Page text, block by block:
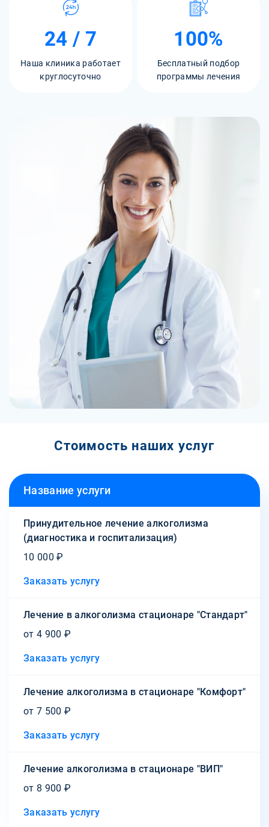
24 / 7
Наша клиника работает
круглосуточно
100%
Бесплатный подбор
программы лечения
Стоимость наших услуг
Название услуги
Принудительное лечение алкоголизма
(диагностика и госпитализация)
10 000 ₽
Заказать услугу
Лечение в алкоголизма стационаре "Стандарт"
от 4 900 ₽
Заказать услугу
Лечение алкоголизма в стационаре "Комфорт"
от 7 500 ₽
Заказать услугу
Лечение алкоголизма в стационаре "ВИП"
от 8 900 ₽
Заказать услугу